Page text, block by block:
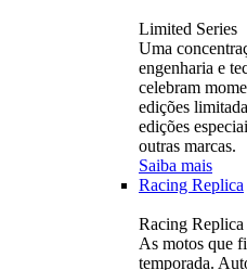
Limited Series
Uma
engenharia e
celebram
edições
edições
outras marcas.
Saiba mais
Racing Replica
Racing Replica
As motos que
temporada.